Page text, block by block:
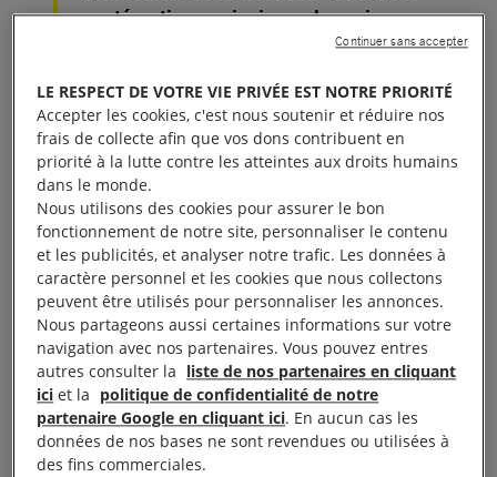
systématiques ainsi que des crimes
contre l’humanité actuellement
perpétrés par la République populaire
de Chine à l’égard des Ouïghours ».
Le vote en faveur de cette résolution est un signal
fort de la part des représentants politiques français
en soutien au combat des Ouïghours pour mettre fin
aux atrocités dont ils sont victimes et une prise de
position très forte vis-à-vis de la Chine. C’est une
étape majeure par sa portée symbolique.
À cette occasion, nous souhaitons apporter une
précision à propos de notre action auprès des
parlementaires : nous leur envoyons régulièrement
LE RESPECT DE VOTRE VIE PRIVÉE EST NOTRE PRIORITÉ
Accepter les cookies, c'est nous soutenir et réduire nos
frais de collecte afin que vos dons contribuent en
priorité à la lutte contre les atteintes aux droits humains
dans le monde.
Nous utilisons des cookies pour assurer le bon
fonctionnement de notre site, personnaliser le contenu
et les publicités, et analyser notre trafic. Les données à
caractère personnel et les cookies que nous collectons
peuvent être utilisés pour personnaliser les annonces.
Nous partageons aussi certaines informations sur votre
navigation avec nos partenaires. Vous pouvez entres
autres consulter la liste de nos partenaires en cliquant
ici et la politique de confidentialité de notre
partenaire Google en cliquant ici. En aucun cas les
données de nos bases ne sont revendues ou utilisées à
des fins commerciales.
Continuer sans accepter